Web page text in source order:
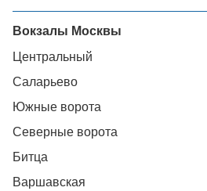
Вокзалы Москвы
Центральный
Саларьево
Южные ворота
Северные ворота
Битца
Варшавская